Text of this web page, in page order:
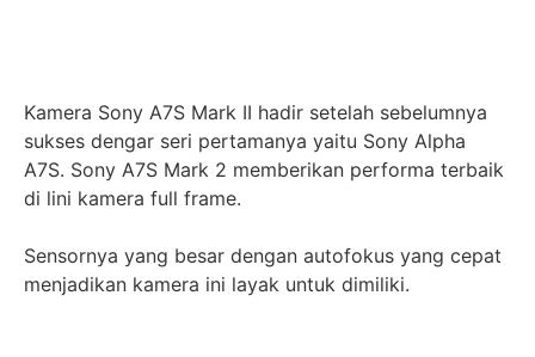
Kamera Sony A7S Mark II hadir setelah sebelumnya
sukses dengar seri pertamanya yaitu Sony Alpha
A7S. Sony A7S Mark 2 memberikan performa terbaik
di lini kamera full frame.
Sensornya yang besar dengan autofokus yang cepat
menjadikan kamera ini layak untuk dimiliki.